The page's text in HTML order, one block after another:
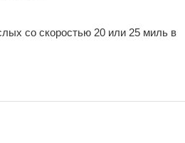
со скоростью 20 или 25 миль в